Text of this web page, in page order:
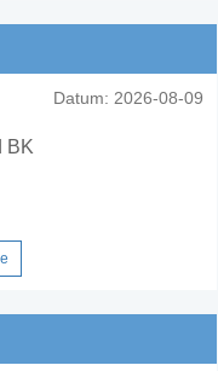
Datum: 2026-08-09
BK